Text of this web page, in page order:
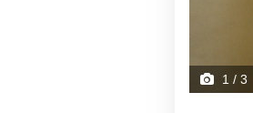
1 / 3